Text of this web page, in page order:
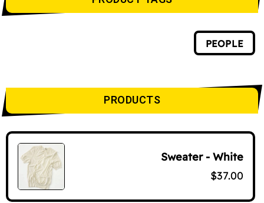
PEOPLE
PRODUCTS
Sweater - White
$37.00